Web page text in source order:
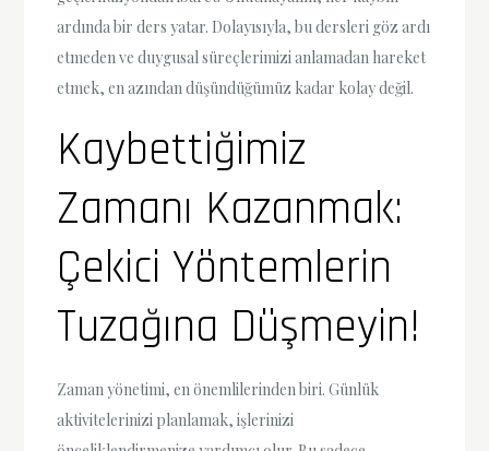
ardında bir ders yatar. Dolayısıyla, bu dersleri göz ardı
etmeden ve duygusal süreçlerimizi anlamadan hareket
etmek, en azından düşündüğümüz kadar kolay değil.
Kaybettiğimiz
Zamanı Kazanmak:
Çekici Yöntemlerin
Tuzağına Düşmeyin!
Zaman yönetimi, en önemlilerinden biri. Günlük
aktivitelerinizi planlamak, işlerinizi